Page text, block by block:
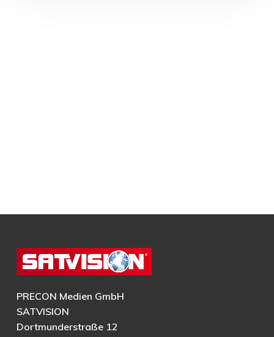
PRECON Medien GmbH
SATVISION
Dortmunderstraße 12